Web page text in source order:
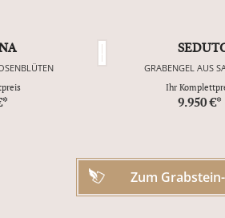
GRABENGEL AUS
Ihr
9.950 €*
Zum